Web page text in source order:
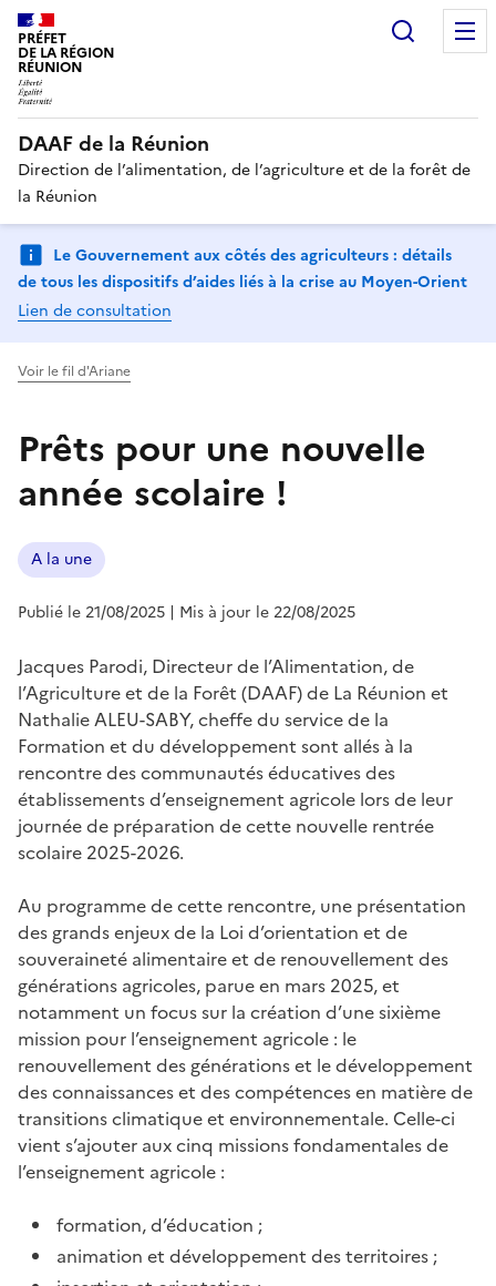
PRÉFET
DE LA RÉGION
RÉUNION
DAAF de la Réunion
Direction de l’alimentation, de l’agriculture et de la forêt de
la Réunion
Le Gouvernement aux côtés des agriculteurs : détails
de tous les dispositifs d’aides liés à la crise au Moyen-Orient
Lien de consultation
Voir le fil d'Ariane
Prêts pour une nouvelle
année scolaire !
A la une
Publié le 21/08/2025 | Mis à jour le 22/08/2025
Jacques Parodi, Directeur de l’Alimentation, de
l’Agriculture et de la Forêt (DAAF) de La Réunion et
Nathalie ALEU-SABY, cheffe du service de la
Formation et du développement sont allés à la
rencontre des communautés éducatives des
établissements d’enseignement agricole lors de leur
journée de préparation de cette nouvelle rentrée
scolaire 2025-2026.
Au programme de cette rencontre, une présentation
des grands enjeux de la Loi d’orientation et de
souveraineté alimentaire et de renouvellement des
générations agricoles, parue en mars 2025, et
notamment un focus sur la création d’une sixième
mission pour l’enseignement agricole : le
renouvellement des générations et le développement
des connaissances et des compétences en matière de
transitions climatique et environnementale. Celle-ci
vient s’ajouter aux cinq missions fondamentales de
l’enseignement agricole :
formation, d’éducation ;
animation et développement des territoires ;